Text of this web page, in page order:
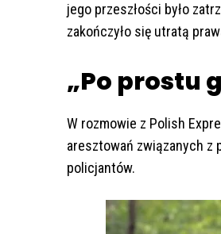
jego przeszłości było
zakończyło się utratą
„Po prostu
W rozmowie z Polish
aresztowań związanych z
policjantów.